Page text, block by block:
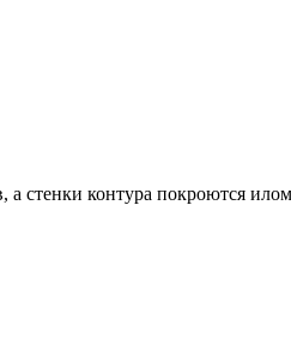
стенки контура покроются